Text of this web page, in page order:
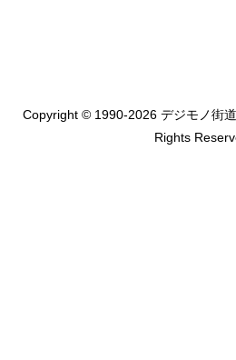
Copyright © 1990-2026 デジモノ街
Rights